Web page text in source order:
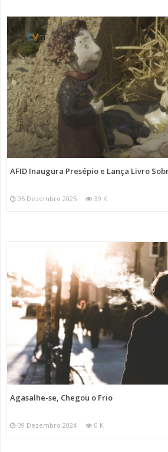
AFID Inaugura Presépio e Lança Livro
05 Dezembro 2025 39 K
Agasalhe-se, Chegou o Frio
09 Dezembro 2024 0 K